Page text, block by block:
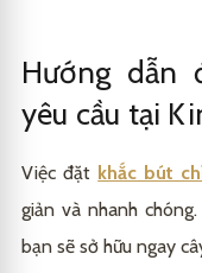
Hướng dẫn
yêu cầu tại
Việc đặt khắc bút
giản và nhanh
bạn sẽ sở hữu ngay